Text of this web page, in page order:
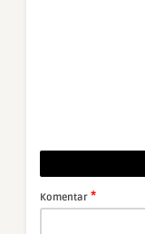
Komentar *